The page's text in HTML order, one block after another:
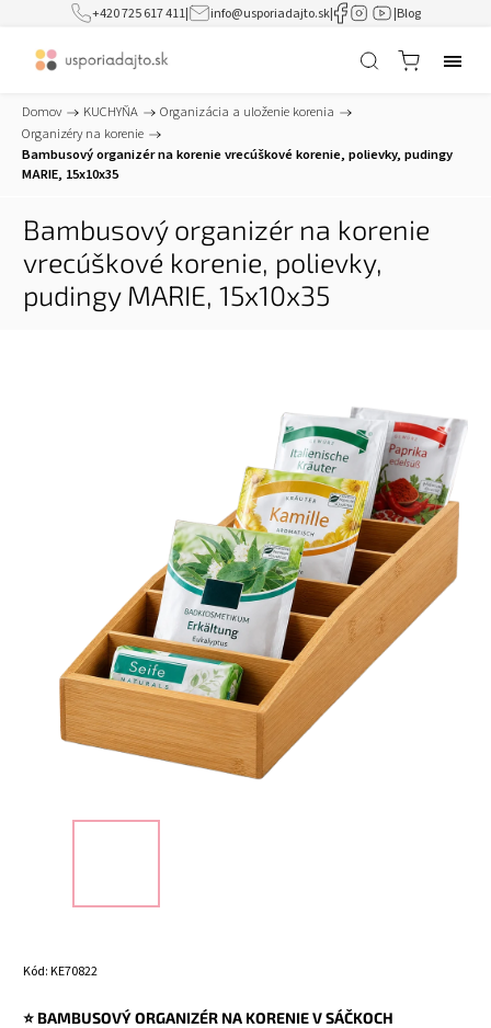
+420 725 617 411| info@usporiadajto.sk| |Blog
Domov / KUCHYŇA / Organizácia a uloženie korenia /
Organizéry na korenie /
Bambusový organizér na korenie vrecúškové korenie, polievky, pudingy
MARIE, 15x10x35
Bambusový organizér na korenie
vrecúškové korenie, polievky,
pudingy MARIE, 15x10x35
Kód:KE70822
⭐ BAMBUSOVÝ ORGANIZÉR NA KORENIE V SÁČKOCH